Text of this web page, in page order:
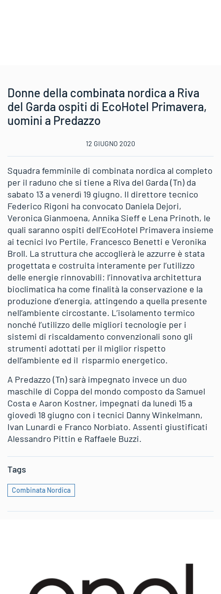
Donne della combinata nordica a Riva
del Garda ospiti di EcoHotel Primavera,
uomini a Predazzo
12 GIUGNO 2020
Squadra femminile di combinata nordica al completo
per il raduno che si tiene a Riva del Garda (Tn) da
sabato 13 a venerdì 19 giugno. Il direttore tecnico
Federico Rigoni ha convocato Daniela Dejori,
Veronica Gianmoena, Annika Sieff e Lena Prinoth, le
quali saranno ospiti dell’EcoHotel Primavera insieme
ai tecnici Ivo Pertile, Francesco Benetti e Veronika
Broll. La struttura che accoglierà le azzurre è stata
progettata e costruita interamente per l’utilizzo
delle energie rinnovabili: l’innovativa architettura
bioclimatica ha come finalità la conservazione e la
produzione d’energia, attingendo a quella presente
nell’ambiente circostante. L’isolamento termico
nonché l’utilizzo delle migliori tecnologie per i
sistemi di riscaldamento convenzionali sono gli
strumenti adottati per il miglior rispetto
dell’ambiente ed il risparmio energetico.
A Predazzo (Tn) sarà impegnato invece un duo
maschile di Coppa del mondo composto da Samuel
Costa e Aaron Kostner, impegnati da lunedì 15 a
giovedì 18 giugno con i tecnici Danny Winkelmann,
Ivan Lunardi e Franco Norbiato. Assenti giustificati
Alessandro Pittin e Raffaele Buzzi.
Tags
Combinata Nordica